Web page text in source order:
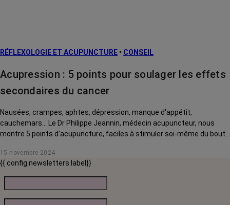
RÉFLEXOLOGIE ET ACUPUNCTURE • CONSEIL
Acupression : 5 points pour soulager les effets
secondaires du cancer
Nausées, crampes, aphtes, dépression, manque d'appétit,
cauchemars... Le Dr Philippe Jeannin, médecin acupuncteur, nous
montre 5 points d’acupuncture, faciles à stimuler soi-même du bout
traitements.
15 novembre 2024
{{ config.newsletters.label}}